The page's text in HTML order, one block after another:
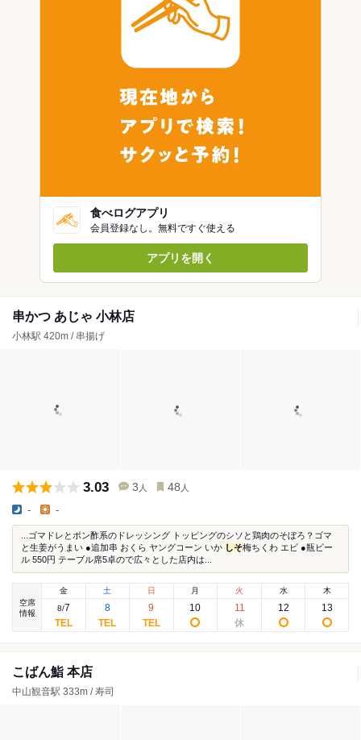
食べログアプリ
会員登録なし。無料ですぐ使える
アプリを開く
串かつ あじゃ 小林店
小林駅 420m / 串揚げ
3.03 3 人 48 人
- -
...ゴマドレとポン酢系のドレッシング トッピングのシソと鶏肉のそぼろ？ゴマ
と生姜がうまい ●追加串 おくら ヤングコーン いか しそ梅ちくわ エビ ●瓶ビー
ル 550円 テーブル席5卓ので広々とした店内は...
空席
情報
金
8/7
土
8
日
9
月
10
火
11
水
12
木
13
こばん鮨 本店
中山観音駅 333m / 寿司